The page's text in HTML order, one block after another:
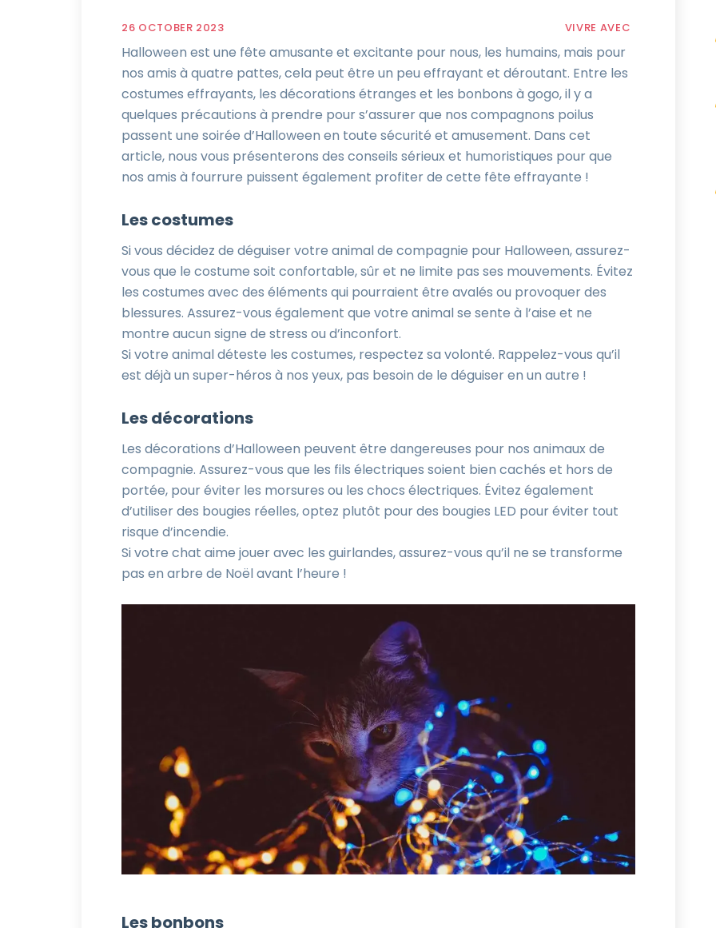
26 OCTOBER 2023 VIVRE AVEC
Halloween est une fête amusante et excitante pour nous, les humains, mais pour
nos amis à quatre pattes, cela peut être un peu effrayant et déroutant. Entre les
costumes effrayants, les décorations étranges et les bonbons à gogo, il y a
quelques précautions à prendre pour s’assurer que nos compagnons poilus
passent une soirée d’Halloween en toute sécurité et amusement. Dans cet
article, nous vous présenterons des conseils sérieux et humoristiques pour que
nos amis à fourrure puissent également profiter de cette fête effrayante !
Les costumes
Si vous décidez de déguiser votre animal de compagnie pour Halloween, assurez-
vous que le costume soit confortable, sûr et ne limite pas ses mouvements. Évitez
les costumes avec des éléments qui pourraient être avalés ou provoquer des
blessures. Assurez-vous également que votre animal se sente à l’aise et ne
montre aucun signe de stress ou d’inconfort.
Si votre animal déteste les costumes, respectez sa volonté. Rappelez-vous qu’il
est déjà un super-héros à nos yeux, pas besoin de le déguiser en un autre !
Les décorations
Les décorations d’Halloween peuvent être dangereuses pour nos animaux de
compagnie. Assurez-vous que les fils électriques soient bien cachés et hors de
portée, pour éviter les morsures ou les chocs électriques. Évitez également
d’utiliser des bougies réelles, optez plutôt pour des bougies LED pour éviter tout
risque d’incendie.
Si votre chat aime jouer avec les guirlandes, assurez-vous qu’il ne se transforme
pas en arbre de Noël avant l’heure !
Les bonbons